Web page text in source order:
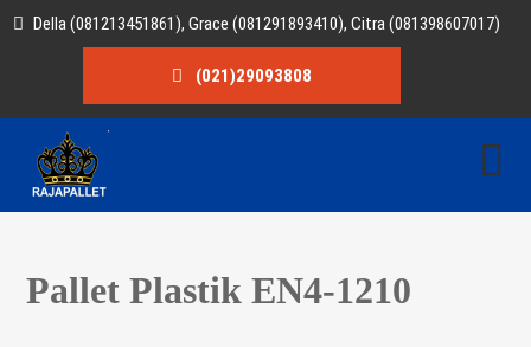
Della (081213451861), Grace (081291893410), Citra (081398607017)
(021)29093808
Pallet Plastik EN4-1210